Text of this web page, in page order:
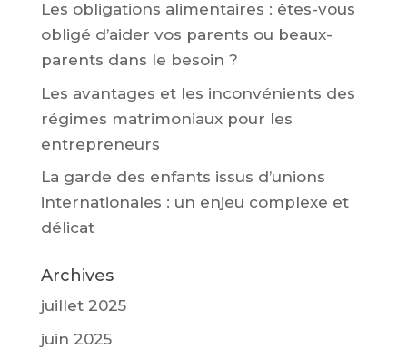
Les obligations alimentaires : êtes-vous
obligé d’aider vos parents ou beaux-
parents dans le besoin ?
Les avantages et les inconvénients des
régimes matrimoniaux pour les
entrepreneurs
La garde des enfants issus d’unions
internationales : un enjeu complexe et
délicat
Archives
juillet 2025
juin 2025